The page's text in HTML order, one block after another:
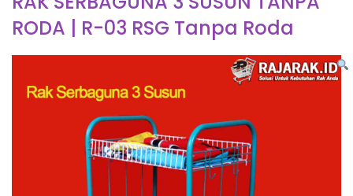
RODA | R-03 RSG Tanpa Roda